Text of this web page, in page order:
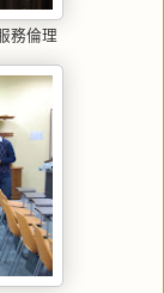
務倫理